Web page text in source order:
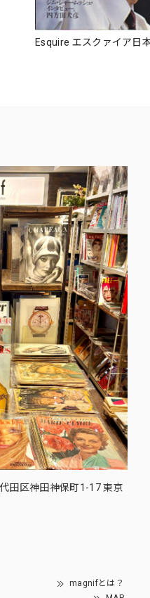
Esquire エスクァイア日
田区神田神保町1-17 東京
magnifとは？